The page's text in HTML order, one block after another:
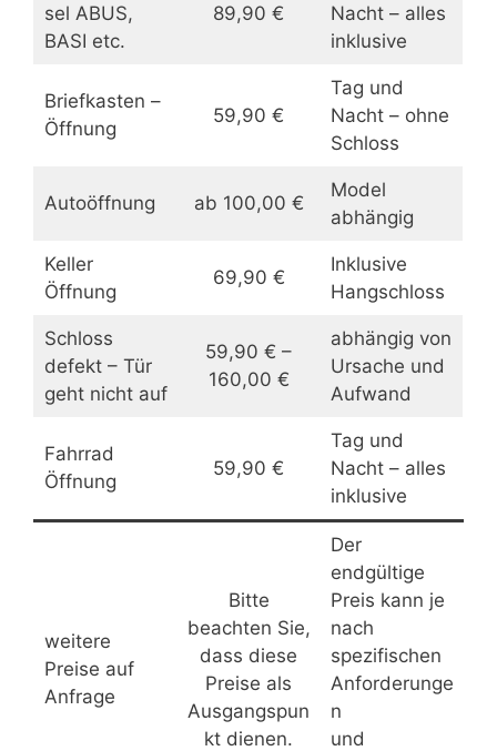
sel ABUS,
BASI etc.
89,90 €
Nacht – alles
inklusive
Briefkasten –
Öffnung
59,90 €
Tag und
Nacht – ohne
Schloss
Autoöffnung ab 100,00 €
Model
abhängig
Keller
Öffnung
69,90 €
Inklusive
Hangschloss
Schloss
defekt – Tür
geht nicht auf
59,90 € –
160,00 €
abhängig von
Ursache und
Aufwand
Fahrrad
Öffnung
59,90 €
Tag und
Nacht – alles
inklusive
weitere
Preise auf
Anfrage
Bitte
beachten Sie,
dass diese
Preise als
Ausgangspun
kt dienen.
Der
endgültige
Preis kann je
nach
spezifischen
Anforderunge
n
und